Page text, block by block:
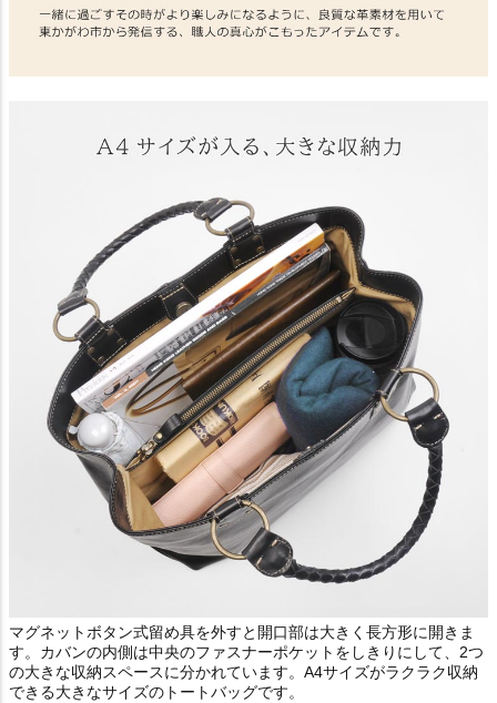
マグネットボタン式留め具を外すと開口部は大きく長方形に開きま
す。カバンの内側は中央のファスナーポケットをしきりにして、2つ
の大きな収納スペースに分かれています。A4サイズがラクラク収納
できる大きなサイズのトートバッグです。